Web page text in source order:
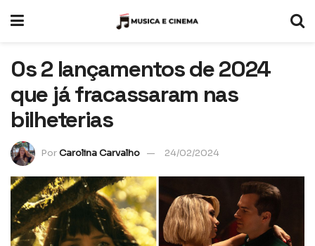
Os 2 lançamentos de 2024
que já fracassaram nas
bilheterias
PorCarolina Carvalho 24/02/2024